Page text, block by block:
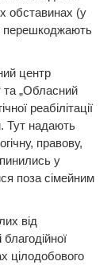
обставинах (у
перешкоджають
центр
та „Обласний
реабілітації
Тут надають
правову,
у
поза сімейним
від
цілодобового